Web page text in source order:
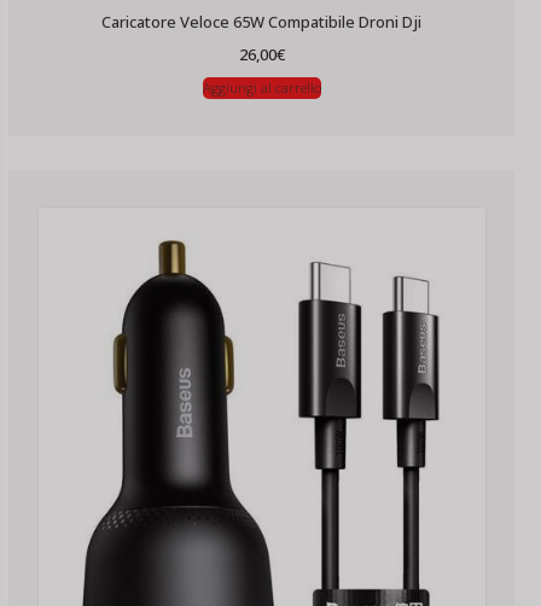
Caricatore Veloce 65W Compatibile Droni Dji
26,00€
Aggiungi al carrello